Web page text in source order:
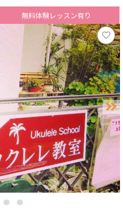
無料体験レッスン有り